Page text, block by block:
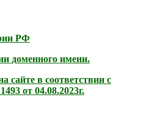
РФ
доменного имени.
в соответствии с
от 04.08.2023г.